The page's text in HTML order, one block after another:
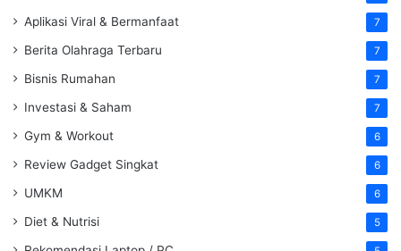
Aplikasi Viral & Bermanfaat 7
Berita Olahraga Terbaru 7
Bisnis Rumahan 7
Investasi & Saham 7
Gym & Workout 6
Review Gadget Singkat 6
UMKM 6
Diet & Nutrisi 5